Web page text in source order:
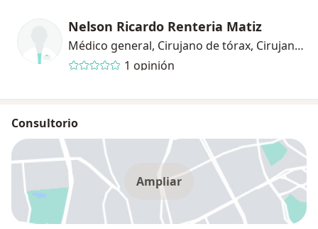
Nelson Ricardo Renteria Matiz
Médico general, Cirujano de tórax, Cirujano general
1 opinión
Consultorio
Ampliar